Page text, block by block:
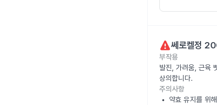
쎄로켈정
부작용
발진, 가려움, 근육
상의합니다.
주의사항
약효 유지를 위